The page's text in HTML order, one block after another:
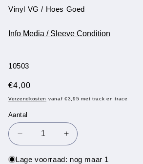
Vinyl VG / Hoes Goed
Info Media / Sleeve Condition
SKU:
10503
Normale
prijs
€4,00
Verzendkosten vanaf €3,95 met track en trace
Aantal
Aantal
Aantal
verlagen
voor
Aantal
verhogen
voor
Lage voorraad: nog maar 1